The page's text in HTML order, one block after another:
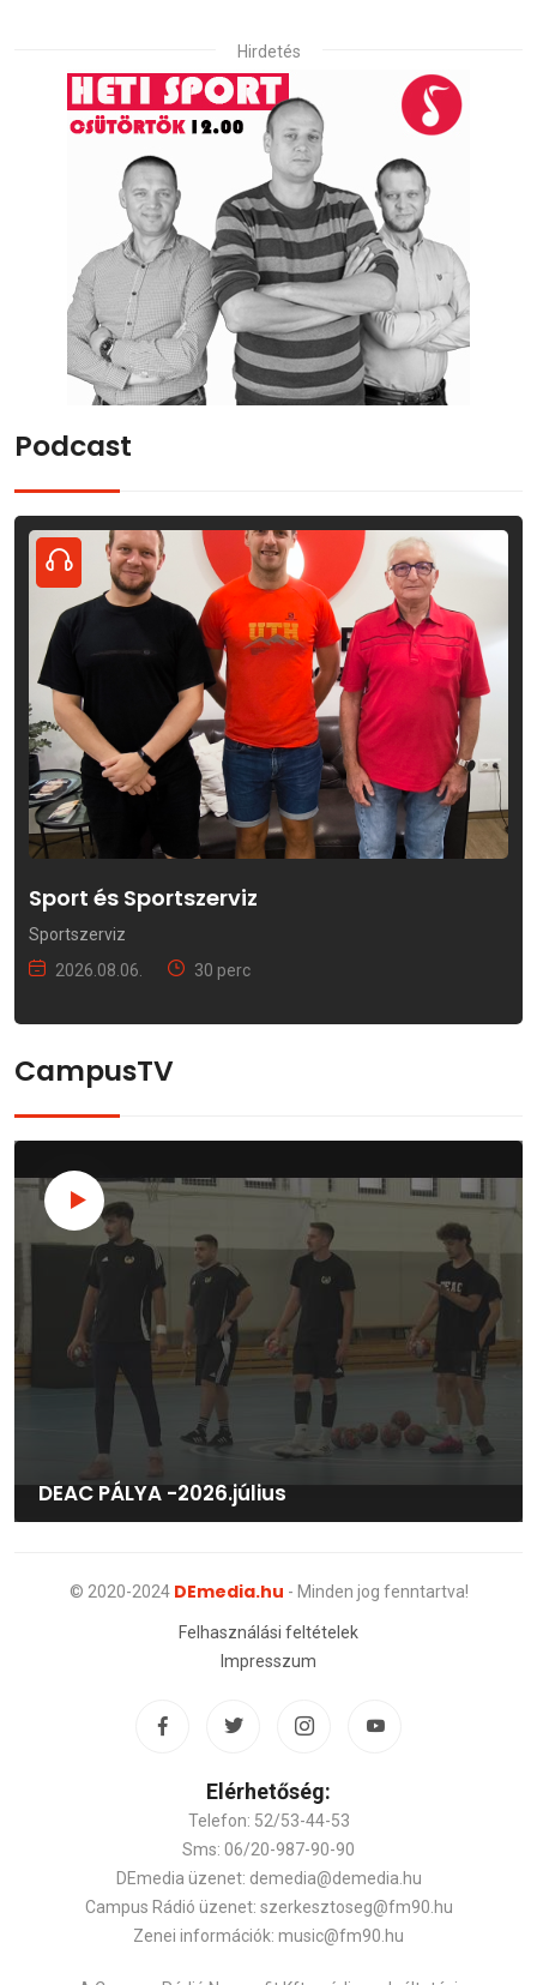
Hirdetés
Podcast
Sport és Sportszerviz
Sportszerviz
2026.08.06.
30 perc
CampusTV
DEAC PÁLYA -2026.július
© 2020-2024 DEmedia.hu - Minden jog fenntartva!
Felhasználási feltételek
Impresszum
Elérhetőség:
Telefon: 52/53-44-53
Sms: 06/20-987-90-90
DEmedia üzenet: demedia@demedia.hu
Campus Rádió üzenet: szerkesztoseg@fm90.hu
Zenei információk: music@fm90.hu